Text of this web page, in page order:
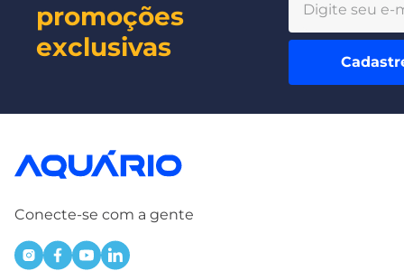
promoções
exclusivas
Conecte-se com a gente